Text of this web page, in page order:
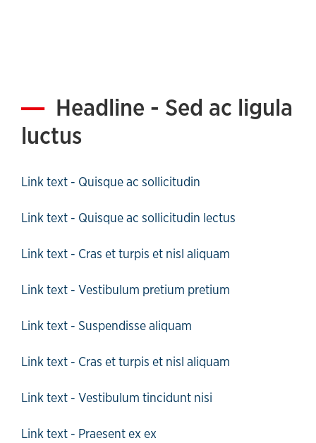
Headline - Sed ac ligula
luctus
Link text - Quisque ac sollicitudin
Link text - Quisque ac sollicitudin lectus
Link text - Cras et turpis et nisl aliquam
Link text - Vestibulum pretium pretium
Link text - Suspendisse aliquam
Link text - Cras et turpis et nisl aliquam
Link text - Vestibulum tincidunt nisi
Link text - Praesent ex ex